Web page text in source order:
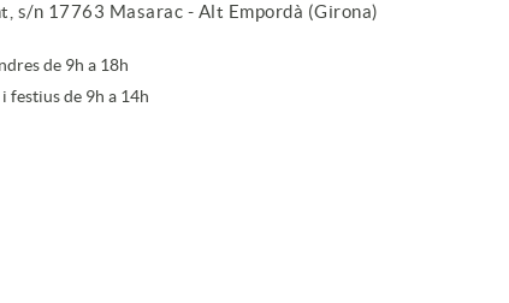
s/n 17763 Masarac - Alt Empordà (Girona)
de 9h a 18h
festius de 9h a 14h